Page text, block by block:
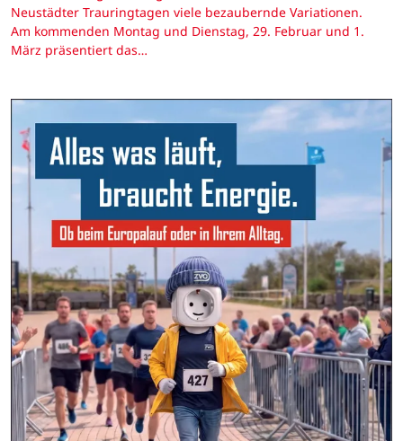
Neustädter Trauringtagen viele bezaubernde Variationen.
Am kommenden Montag und Dienstag, 29. Februar und 1.
März präsentiert das…